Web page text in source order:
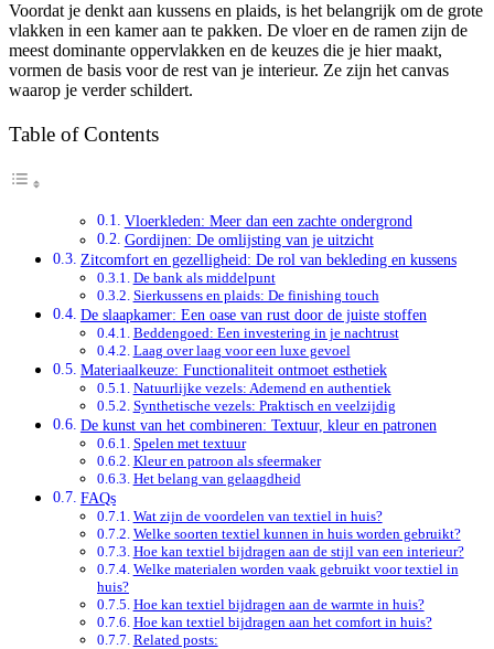
Voordat je denkt aan kussens en plaids, is het belangrijk om de grote
vlakken in een kamer aan te pakken. De vloer en de ramen zijn de
meest dominante oppervlakken en de keuzes die je hier maakt,
vormen de basis voor de rest van je interieur. Ze zijn het canvas
waarop je verder schildert.
Table of Contents
Vloerkleden: Meer dan een zachte ondergrond
Gordijnen: De omlijsting van je uitzicht
Zitcomfort en gezelligheid: De rol van bekleding en kussens
De bank als middelpunt
Sierkussens en plaids: De finishing touch
De slaapkamer: Een oase van rust door de juiste stoffen
Beddengoed: Een investering in je nachtrust
Laag over laag voor een luxe gevoel
Materiaalkeuze: Functionaliteit ontmoet esthetiek
Natuurlijke vezels: Ademend en authentiek
Synthetische vezels: Praktisch en veelzijdig
De kunst van het combineren: Textuur, kleur en patronen
Spelen met textuur
Kleur en patroon als sfeermaker
Het belang van gelaagdheid
FAQs
Wat zijn de voordelen van textiel in huis?
Welke soorten textiel kunnen in huis worden gebruikt?
Hoe kan textiel bijdragen aan de stijl van een interieur?
Welke materialen worden vaak gebruikt voor textiel in
huis?
Hoe kan textiel bijdragen aan de warmte in huis?
Hoe kan textiel bijdragen aan het comfort in huis?
Related posts: